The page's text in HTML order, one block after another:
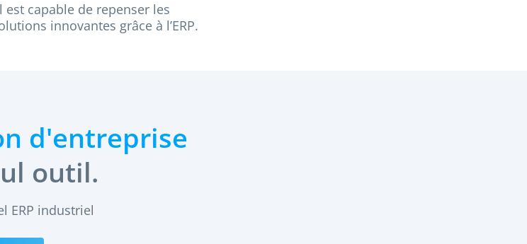
est capable de repenser les
innovantes grâce à l’ERP.
d'entreprise
outil.
ERP industriel